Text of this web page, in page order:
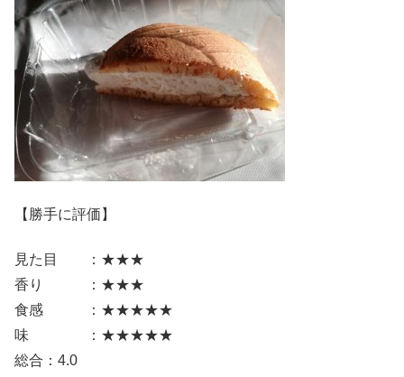
【勝手に評価】
見た目 ：★★★
香り ：★★★
食感 ：★★★★★
味 ：★★★★★
総合：4.0